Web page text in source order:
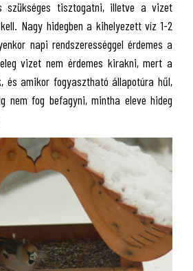
szükséges tisztogatni, illetve a vizet
Nagy hidegben a kihelyezett víz 1-2
napi rendszerességgel érdemes a
vizet nem érdemes kirakni, mert a
és amikor fogyasztható állapotúra hűl,
nem fog befagyni, mintha eleve hideg